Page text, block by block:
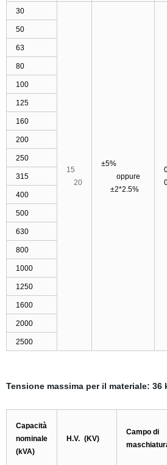
30
15
20
±5%
oppure
±2*2.5%
50
63
80
100
125
160
200
250
315
400
500
630
800
1000
1250
1600
2000
2500
Tensione massima per il materiale: 36
Capacità
nominale
(kVA)
H.V. (KV)
Campo di